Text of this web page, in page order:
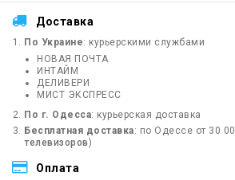
Доставка
По Украине: курьерскими службами
НОВАЯ ПОЧТА
ИНТАЙМ
ДЕЛИВЕРИ
МИСТ ЭКСПРЕСС
По г. Одесса: курьерская доставка
Бесплатная доставка: по Одессе от 30
телевизоров)
Оплата